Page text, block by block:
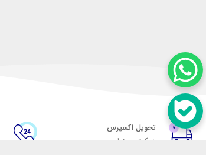
تحویل اکسپرس
در کمترین زمان